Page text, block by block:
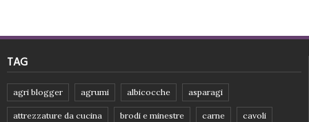
TAG
agri blogger agrumi albicocche asparagi
attrezzature da cucina brodi e minestre carne cavoli